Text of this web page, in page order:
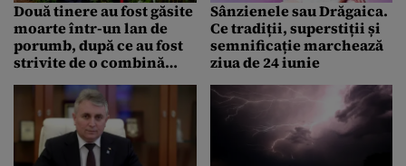
Două tinere au fost găsite
moarte într-un lan de
porumb, după ce au fost
strivite de o combină
Sânzienele sau Drăgaica.
Ce tradiții, superstiții și
semnificație marchează
ziua de 24 iunie